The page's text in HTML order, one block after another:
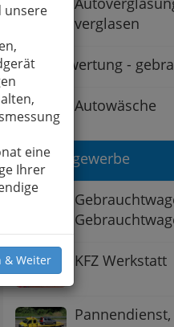
unsere
eine
Ihrer
& Weiter
verglasen
Autoverwertung -
Autowäsche
Garagengewerbe
KFZ Werkstatt
Pannendienst,